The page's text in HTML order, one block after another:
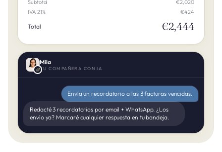
Subtotal
€2,020
IVA 21%
€424
Total €2,444
Mila
TU COMPAÑERA CON IA
Envía un recordatorio a las 3 facturas vencidas.
Redacté 3 recordatorios por email + WhatsApp. ¿Los
envío ya? Marcaré cualquier respuesta en tu bandeja.